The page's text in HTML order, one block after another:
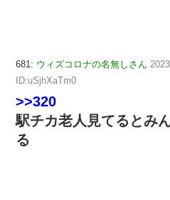
681: ウィズコロナの名無しさん
ID:uSjhXaTm0
>>320
駅チカ老人見てるとみ
る